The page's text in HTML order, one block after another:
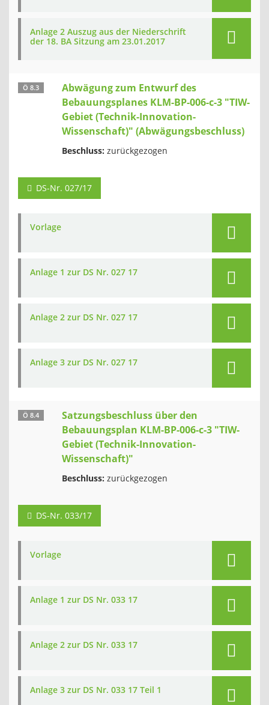
Anlage 2 Auszug aus der Niederschrift
der 18. BA Sitzung am 23.01.2017
Ö 8.3
Abwägung zum Entwurf des
Bebauungsplanes KLM-BP-006-c-3 "TIW-
Gebiet (Technik-Innovation-
Wissenschaft)" (Abwägungsbeschluss)
Beschluss: zurückgezogen
DS-Nr. 027/17
Vorlage
Anlage 1 zur DS Nr. 027 17
Anlage 2 zur DS Nr. 027 17
Anlage 3 zur DS Nr. 027 17
Ö 8.4
Satzungsbeschluss über den
Bebauungsplan KLM-BP-006-c-3 "TIW-
Gebiet (Technik-Innovation-
Wissenschaft)"
Beschluss: zurückgezogen
DS-Nr. 033/17
Vorlage
Anlage 1 zur DS Nr. 033 17
Anlage 2 zur DS Nr. 033 17
Anlage 3 zur DS Nr. 033 17 Teil 1